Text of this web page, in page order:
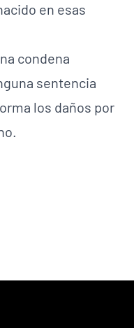
en esas
condena
sentencia
los daños por